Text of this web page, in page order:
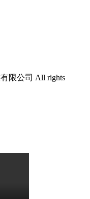
限公司 All rights